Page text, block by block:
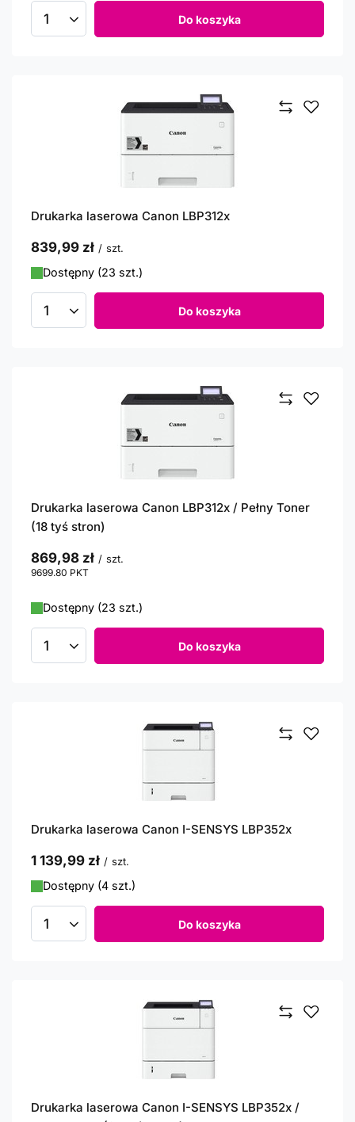
Ilość produktów Do koszyka
Drukarka laserowa Canon LBP312x
839,99 zł / szt.
Dostępny (23 szt.)
Ilość produktów Do koszyka
Drukarka laserowa Canon LBP312x / Pełny Toner
(18 tyś stron)
869,98 zł / szt.
9699.80 PKT
Dostępny (23 szt.)
Ilość produktów Do koszyka
Drukarka laserowa Canon I-SENSYS LBP352x
1 139,99 zł / szt.
Dostępny (4 szt.)
Ilość produktów Do koszyka
Drukarka laserowa Canon I-SENSYS LBP352x /